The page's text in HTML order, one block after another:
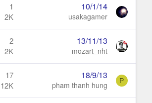
1
2K
10/1/14
usakagamer
2
2K
13/11/13
mozart_nht
17
12K
18/9/13
pham thanh hung P